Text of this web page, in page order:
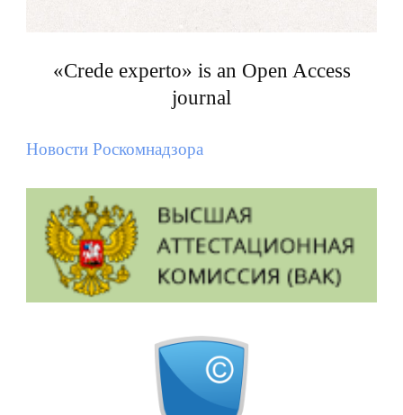
«Crede experto» is an Open Access
journal
Новости Роскомнадзора